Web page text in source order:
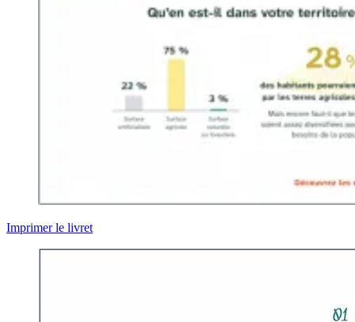
Imprimer le livret